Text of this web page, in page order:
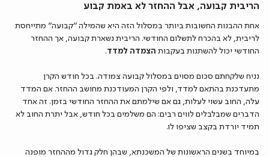
הריבית קבועה, אבל ההחזר לא באמת קבוע
אחת ההבנות החשובות ביותר במסלול הזה היא שהמילה “קבועה” מתייחסת
לריבית, לא בהכרח לתשלום החודשי. הריבית נשארת קבועה, אך ההחזר
החודשי יכול להשתנות בעקבות הצמדה למדד.
נניח שלקחתם סכום מסוים במסלול קבועה צמודה. בכל חודש הקרן
מתעדכנת בהתאם למדד, ולפי הקרן המעודכנת מחושב ההחזר. אם המדד
עלה, החוב עשוי לעלות, גם אם שילמתם את ההחזר החודשי בזמן. זה אחד
הדברים שמבלבלים לווים רבים: הם משלמים בכל חודש, אבל יתרת החוב לא
תמיד יורדת בקצב שציפו לו.
במיוחד בשנים הראשונות של המשכנתא, שבהן חלק גדול מההחזר מופנה